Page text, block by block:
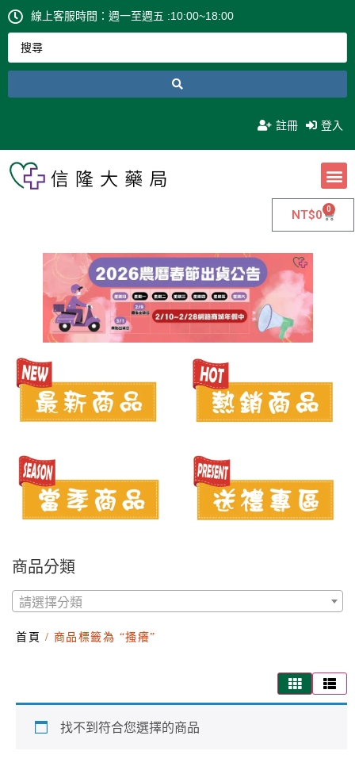
線上客服時間：週一至週五 :10:00~18:00
註冊 登入
NT$0 0
商品分類
請選擇分類
首頁 / 商品標籤為 “搔癢”
找不到符合您選擇的商品